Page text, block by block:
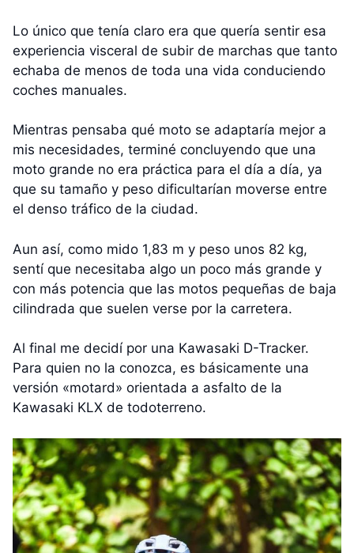
Lo único que tenía claro era que quería sentir esa
experiencia visceral de subir de marchas que tanto
echaba de menos de toda una vida conduciendo
coches manuales.
Mientras pensaba qué moto se adaptaría mejor a
mis necesidades, terminé concluyendo que una
moto grande no era práctica para el día a día, ya
que su tamaño y peso dificultarían moverse entre
el denso tráfico de la ciudad.
Aun así, como mido 1,83 m y peso unos 82 kg,
sentí que necesitaba algo un poco más grande y
con más potencia que las motos pequeñas de baja
cilindrada que suelen verse por la carretera.
Al final me decidí por una Kawasaki D-Tracker.
Para quien no la conozca, es básicamente una
versión «motard» orientada a asfalto de la
Kawasaki KLX de todoterreno.